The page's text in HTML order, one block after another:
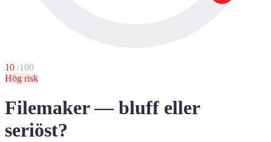
10 /100
Hög risk
Filemaker — bluff eller
seriöst?